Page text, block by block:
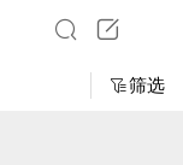
筛选